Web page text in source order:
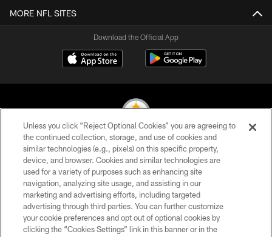
MORE NFL SITES
Download the Official App
© 2026 Pittsburgh Steelers. All Rights Reserved
PRIVACY POLICY
TERMS OF USE
ACCESSIBILITY
CONTACT US
Unless you click “Reject Optional Cookies” you are agreeing to
the continued collection, storage, and use of cookies and
similar technologies (e.g., pixels) on this specific property,
device, and browser. Cookies and similar technologies are
used for a variety of purposes such as enhancing site
navigation, analyzing site usage, and assisting in our
marketing and advertising efforts, including targeted
advertising through third parties. You can further customize
your cookie preferences and opt out of optional cookies by
clicking the “Cookies Settings” link in this banner or in the